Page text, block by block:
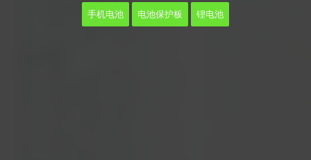
手机电池 电池保护板 锂电池